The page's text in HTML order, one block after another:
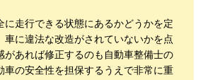
に走行できる状態にあるかどうかを定
車に違法な改造がされていないかを点
があれば修正するのも自動車整備士の
車の安全性を担保するうえで非常に重